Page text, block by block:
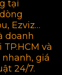
tại
Ezviz…
doanh
và
giá
24/7.